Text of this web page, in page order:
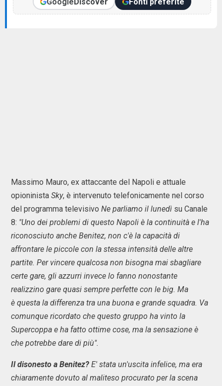
Massimo Mauro, ex attaccante del Napoli e attuale
opioninista Sky, è intervenuto telefonicamente nel corso
del programma televisivo Ne parliamo il lunedì su Canale
8: "Uno dei problemi di questo Napoli è la continuità e l'ha
riconosciuto anche Benitez, non c'è la capacità di
affrontare le piccole con la stessa intensità delle altre
partite. Per vincere qualcosa non bisogna mai sbagliare
certe gare, gli azzurri invece lo fanno nonostante
realizzino gare quasi sempre perfette con le big. Ma
è questa la differenza tra una buona e grande squadra. Va
comunque ricordato che questo gruppo ha vinto la
Supercoppa e ha fatto ottime cose, ma la sensazione è
che potrebbe dare di più".
Il disonesto a Benitez? E' stata un'uscita infelice, ma era
chiaramente dovuto al maliteso procurato per la scena